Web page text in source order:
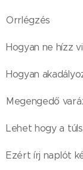
Orrlégzés
Hogyan ne hízz
Hogyan
Megengedő
Lehet hogy a
Ezért írj naplót